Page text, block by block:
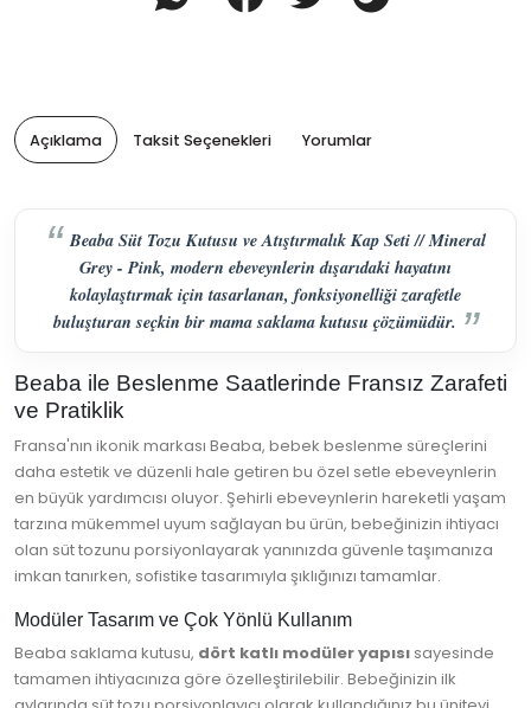
Açıklama Taksit Seçenekleri Yorumlar
Beaba Süt Tozu Kutusu ve Atıştırmalık Kap Seti // Mineral
Grey - Pink, modern ebeveynlerin dışarıdaki hayatını
kolaylaştırmak için tasarlanan, fonksiyonelliği zarafetle
buluşturan seçkin bir mama saklama kutusu çözümüdür.
Beaba ile Beslenme Saatlerinde Fransız Zarafeti
ve Pratiklik
Fransa'nın ikonik markası Beaba, bebek beslenme süreçlerini
daha estetik ve düzenli hale getiren bu özel setle ebeveynlerin
en büyük yardımcısı oluyor. Şehirli ebeveynlerin hareketli yaşam
tarzına mükemmel uyum sağlayan bu ürün, bebeğinizin ihtiyacı
olan süt tozunu porsiyonlayarak yanınızda güvenle taşımanıza
imkan tanırken, sofistike tasarımıyla şıklığınızı tamamlar.
Modüler Tasarım ve Çok Yönlü Kullanım
Beaba saklama kutusu, dört katlı modüler yapısı sayesinde
tamamen ihtiyacınıza göre özelleştirilebilir. Bebeğinizin ilk